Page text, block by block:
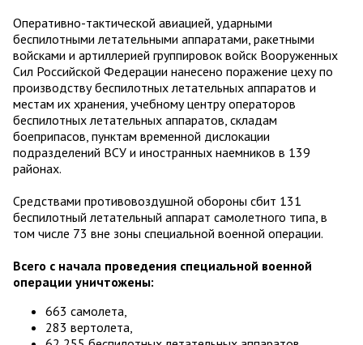
Оперативно-тактической авиацией, ударными
беспилотными летательными аппаратами, ракетными
войсками и артиллерией группировок войск Вооруженных
Сил Российской Федерации нанесено поражение цеху по
производству беспилотных летательных аппаратов и
местам их хранения, учебному центру операторов
беспилотных летательных аппаратов, складам
боеприпасов, пунктам временной дислокации
подразделений ВСУ и иностранных наемников в 139
районах.
Средствами противовоздушной обороны сбит 131
беспилотный летательный аппарат самолетного типа, в
том числе 73 вне зоны специальной военной операции.
Всего с начала проведения специальной военной
операции уничтожены:
663 самолета,
283 вертолета,